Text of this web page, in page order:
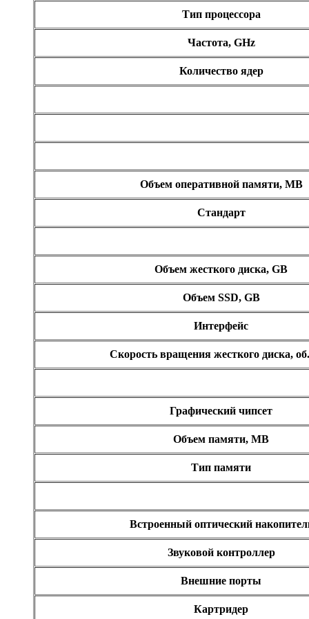
Тип процессора
Частота, GHz
Количество ядер
Объем оперативной памяти, MB
Стандарт
Объем жесткого диска, GB
Объем SSD, GB
Интерфейс
Скорость вращения жесткого диска,
Графический чипсет
Объем памяти, MB
Тип памяти
Встроенный оптический
Звуковой контроллер
Внешние порты
Картридер